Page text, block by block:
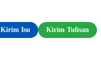
Kirim Isu
Kirim Tulisan